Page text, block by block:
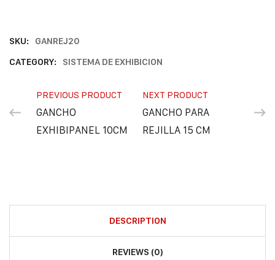
SKU:
GANREJ20
CATEGORY:
SISTEMA DE EXHIBICION
PREVIOUS PRODUCT
GANCHO
EXHIBIPANEL 10CM
NEXT PRODUCT
GANCHO PARA
REJILLA 15 CM
DESCRIPTION
REVIEWS (0)